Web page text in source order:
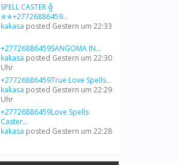
SPELL CASTER ╬
✯✯+27726886459...
kakasa posted Gestern um 22:33
+27726886459SANGOMA IN...
kakasa posted Gestern um 22:30
Uhr
+27726886459True Love Spells...
kakasa posted Gestern um 22:29
Uhr
+27726886459Love Spells
Caster...
kakasa posted Gestern um 22:28